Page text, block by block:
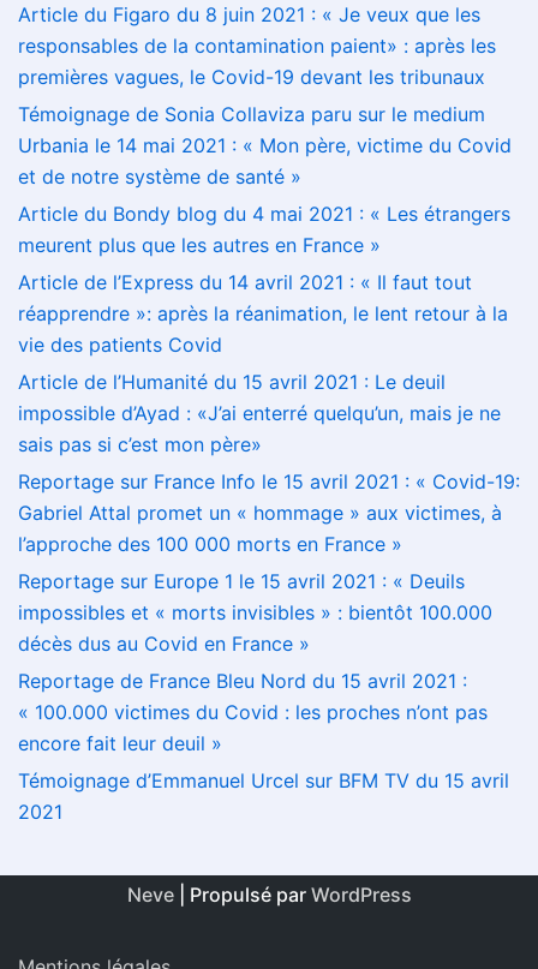
Article du Figaro du 8 juin 2021 : « Je veux que les
responsables de la contamination paient» : après les
premières vagues, le Covid-19 devant les tribunaux
Témoignage de Sonia Collaviza paru sur le medium
Urbania le 14 mai 2021 : « Mon père, victime du Covid
et de notre système de santé »
Article du Bondy blog du 4 mai 2021 : « Les étrangers
meurent plus que les autres en France »
Article de l’Express du 14 avril 2021 : « Il faut tout
réapprendre »: après la réanimation, le lent retour à la
vie des patients Covid
Article de l’Humanité du 15 avril 2021 : Le deuil
impossible d’Ayad : «J’ai enterré quelqu’un, mais je ne
sais pas si c’est mon père»
Reportage sur France Info le 15 avril 2021 : « Covid-19:
Gabriel Attal promet un « hommage » aux victimes, à
l’approche des 100 000 morts en France »
Reportage sur Europe 1 le 15 avril 2021 : « Deuils
impossibles et « morts invisibles » : bientôt 100.000
décès dus au Covid en France »
Reportage de France Bleu Nord du 15 avril 2021 :
« 100.000 victimes du Covid : les proches n’ont pas
encore fait leur deuil »
Témoignage d’Emmanuel Urcel sur BFM TV du 15 avril
2021
Neve| Propulsé par WordPress